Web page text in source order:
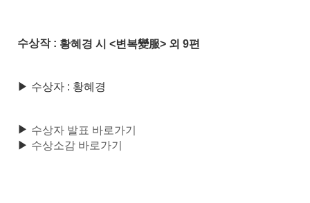
수상작 : 황혜경 시 <변복變服> 외 9편
▶ 수상자 : 황혜경
▶ 수상자 발표 바로가기
▶ 수상소감 바로가기